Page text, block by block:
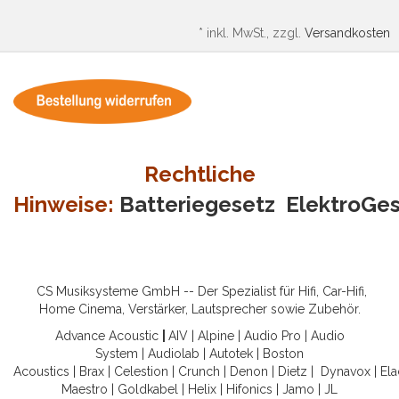
* inkl. MwSt., zzgl. Versandkosten
Rechtliche
Hinweise: Batteriegesetz
CS Musiksysteme GmbH -- Der Spezialist für Hifi, Car-Hifi,
Home Cinema, Verstärker, Lautsprecher sowie Zubehör.
Advance Acoustic
AIV| Alpine| Audio Pro
Audio
System
Audiolab Autotek
Boston
Acoustics
Brax Celestion Crunch Denon Dietz Dynavox
Maestro
Goldkabel Helix Hifonics Jamo
JL